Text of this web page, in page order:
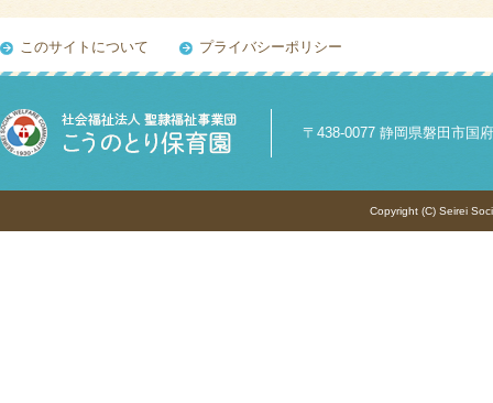
このサイトについて プライバシーポリシー
〒438-0077 静岡県磐田市国
Copyright (C) Seirei